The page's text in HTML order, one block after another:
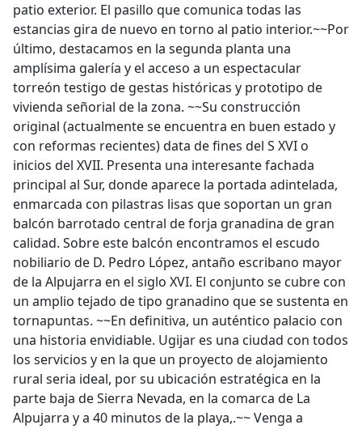
patio exterior. El pasillo que comunica todas las
estancias gira de nuevo en torno al patio interior.~~Por
último, destacamos en la segunda planta una
amplísima galería y el acceso a un espectacular
torreón testigo de gestas históricas y prototipo de
vivienda señorial de la zona. ~~Su construcción
original (actualmente se encuentra en buen estado y
con reformas recientes) data de fines del S XVI o
inicios del XVII. Presenta una interesante fachada
principal al Sur, donde aparece la portada adintelada,
enmarcada con pilastras lisas que soportan un gran
balcón barrotado central de forja granadina de gran
calidad. Sobre este balcón encontramos el escudo
nobiliario de D. Pedro López, antaño escribano mayor
de la Alpujarra en el siglo XVI. El conjunto se cubre con
un amplio tejado de tipo granadino que se sustenta en
tornapuntas. ~~En definitiva, un auténtico palacio con
una historia envidiable. Ugijar es una ciudad con todos
los servicios y en la que un proyecto de alojamiento
rural seria ideal, por su ubicación estratégica en la
parte baja de Sierra Nevada, en la comarca de La
Alpujarra y a 40 minutos de la playa,.~~ Venga a